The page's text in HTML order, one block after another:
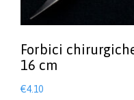
Forbici
16 cm
€4.10